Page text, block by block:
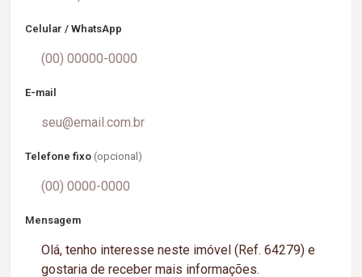
Celular / WhatsApp
E-mail
Telefone fixo (opcional)
Mensagem